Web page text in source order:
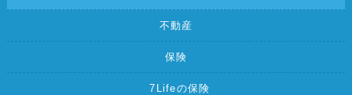
不動産
保険
7Lifeの保険